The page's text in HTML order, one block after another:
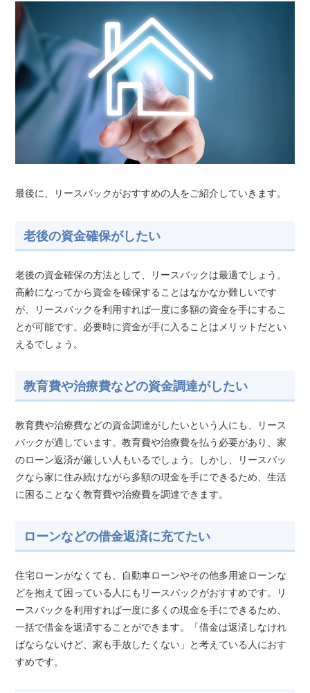
最後に、リースバックがおすすめの人をご紹介していきます。
老後の資金確保がしたい
老後の資金確保の方法として、リースバックは最適でしょう。
高齢になってから資金を確保することはなかなか難しいです
が、リースバックを利用すれば一度に多額の資金を手にするこ
とが可能です。必要時に資金が手に入ることはメリットだとい
えるでしょう。
教育費や治療費などの資金調達がしたい
教育費や治療費などの資金調達がしたいという人にも、リース
バックが適しています。教育費や治療費を払う必要があり、家
のローン返済が厳しい人もいるでしょう。しかし、リースバッ
クなら家に住み続けながら多額の現金を手にできるため、生活
に困ることなく教育費や治療費を調達できます。
ローンなどの借金返済に充てたい
住宅ローンがなくても、自動車ローンやその他多用途ローンな
どを抱えて困っている人にもリースバックがおすすめです。リ
ースバックを利用すれば一度に多くの現金を手にできるため、
一括で借金を返済することができます。「借金は返済しなけれ
ばならないけど、家も手放したくない」と考えている人におす
すめです。